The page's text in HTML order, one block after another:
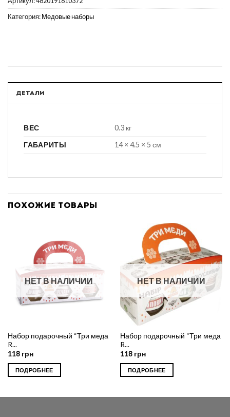
Категория:Медовые наборы
ДЕТАЛИ
ВЕС
0.3 кг
ГАБАРИТЫ
14 × 4.5 × 5 см
ПОХОЖИЕ ТОВАРЫ
НЕТ В НАЛИЧИИ
Набор подарочный “Три меда
R...
118 грн
ПОДРОБНЕЕ
НЕТ В НАЛИЧИИ
Набор подарочный “Три меда
R...
118 грн
ПОДРОБНЕЕ